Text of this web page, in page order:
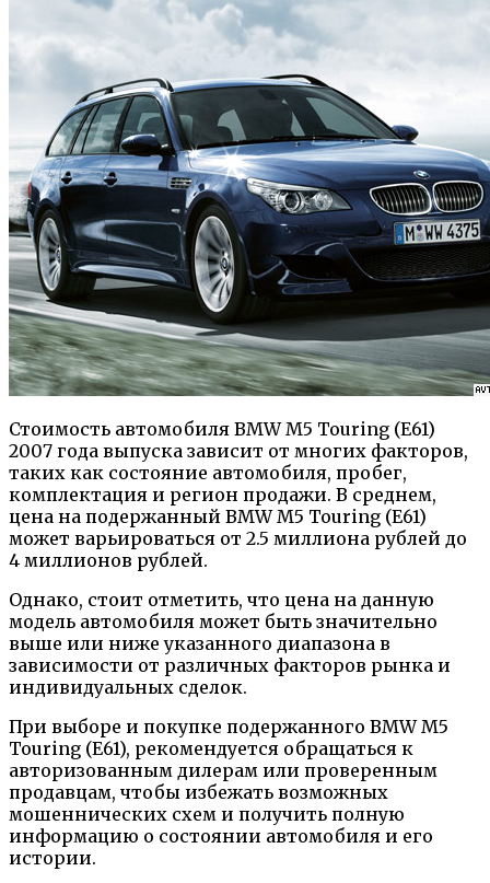
Стоимость автомобиля BMW M5 Touring (E61)
2007 года выпуска зависит от многих факторов,
таких как состояние автомобиля, пробег,
комплектация и регион продажи. В среднем,
цена на подержанный BMW M5 Touring (E61)
может варьироваться от 2.5 миллиона рублей до
4 миллионов рублей.
Однако, стоит отметить, что цена на данную
модель автомобиля может быть значительно
выше или ниже указанного диапазона в
зависимости от различных факторов рынка и
индивидуальных сделок.
При выборе и покупке подержанного BMW M5
Touring (E61), рекомендуется обращаться к
авторизованным дилерам или проверенным
продавцам, чтобы избежать возможных
мошеннических схем и получить полную
информацию о состоянии автомобиля и его
истории.